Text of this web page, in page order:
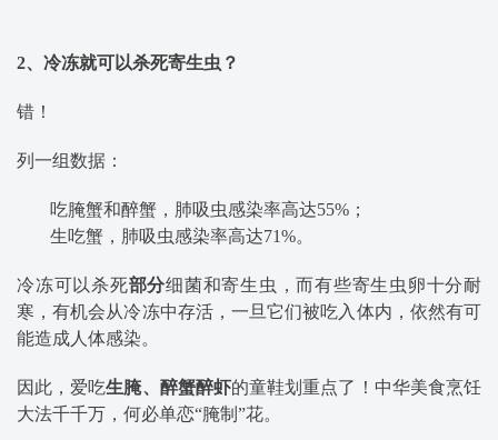
2、冷冻就可以杀死寄生虫？
错！
列一组数据：
吃腌蟹和醉蟹，肺吸虫感染率高达55%；
生吃蟹，肺吸虫感染率高达71%。
冷冻可以杀死部分细菌和寄生虫，而有些寄生虫卵十分耐
寒，有机会从冷冻中存活，一旦它们被吃入体内，依然有可
能造成人体感染。
因此，爱吃生腌、醉蟹醉虾的童鞋划重点了！中华美食烹饪
大法千千万，何必单恋“腌制”花。